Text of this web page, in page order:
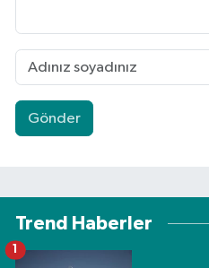
Gönder
Trend Haberler
1